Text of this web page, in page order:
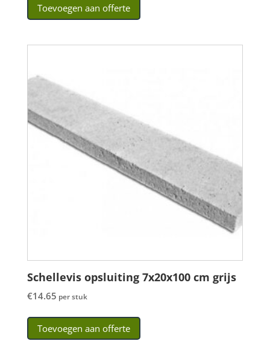
Toevoegen aan offerte
Schellevis opsluiting 7x20x100 cm grijs
€14.65 per stuk
Toevoegen aan offerte